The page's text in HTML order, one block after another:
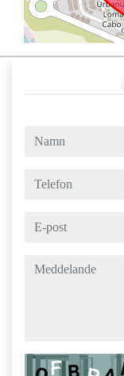
namn
telefon
e-post
meddelande
Captcha